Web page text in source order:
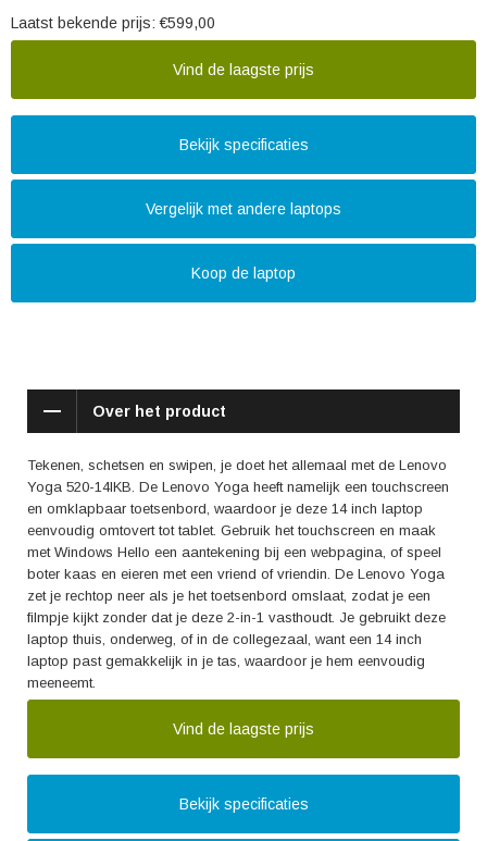
want een 14 inch laptop past gemakkelijk in je tas, waardoor je hem
Laatst bekende prijs: €599,00
Vind de laagste prijs
Bekijk specificaties
Vergelijk met andere laptops
Koop de laptop
Over het product
Tekenen, schetsen en swipen, je doet het allemaal met de Lenovo
Yoga 520-14IKB. De Lenovo Yoga heeft namelijk een touchscreen
en omklapbaar toetsenbord, waardoor je deze 14 inch laptop
eenvoudig omtovert tot tablet. Gebruik het touchscreen en maak
met Windows Hello een aantekening bij een webpagina, of speel
boter kaas en eieren met een vriend of vriendin. De Lenovo Yoga
zet je rechtop neer als je het toetsenbord omslaat, zodat je een
filmpje kijkt zonder dat je deze 2-in-1 vasthoudt. Je gebruikt deze
laptop thuis, onderweg, of in de collegezaal, want een 14 inch
laptop past gemakkelijk in je tas, waardoor je hem eenvoudig
meeneemt.
Vind de laagste prijs
Bekijk specificaties